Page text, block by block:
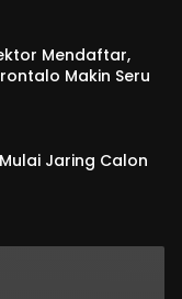
Mendaftar,
Makin Seru
Jaring Calon